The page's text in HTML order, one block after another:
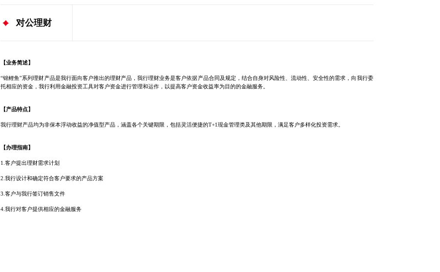
对公理财
【业务简述】
“锦鲤鱼”系列理财产品是我行面向客户推出的理财产品，我行理财业务是客户依据产品合同及规定，结合自身对风险性、流动性、安全性的需求，向我行委
托相应的资金，我行利用金融投资工具对客户资金进行管理和运作，以提高客户资金收益率为目的的金融服务。
【产品特点】
我行理财产品均为非保本浮动收益的净值型产品，涵盖各个关键期限，包括灵活便捷的T+1现金管理类及其他期限，满足客户多样化投资需求。
【办理指南】
1.客户提出理财需求计划
2.我行设计和确定符合客户要求的产品方案
3.客户与我行签订销售文件
4.我行对客户提供相应的金融服务